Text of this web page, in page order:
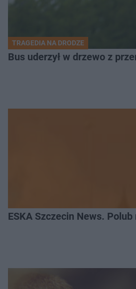
TRAGEDIA NA DRODZE
Bus uderzył w drzewo z
ESKA Szczecin News. Polub